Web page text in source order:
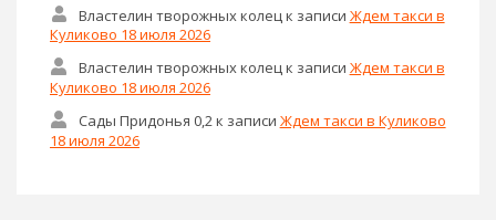
Властелин творожных колец к записи Ждем такси в
Куликово 18 июля 2026
Властелин творожных колецк записи Ждем такси в
Куликово 18 июля 2026
Сады Придонья 0,2 к записи Ждем такси в Куликово
18 июля 2026